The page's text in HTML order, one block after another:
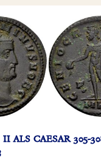
ALS CAESAR 305-